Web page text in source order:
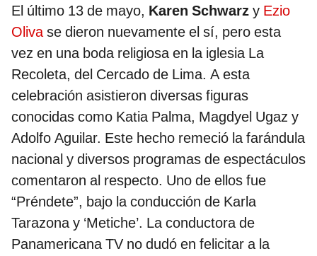
El último 13 de mayo, Karen Schwarz y Ezio
Olivase dieron nuevamente el sí, pero esta
vez en una boda religiosa en la iglesia La
Recoleta, del Cercado de Lima. A esta
celebración asistieron diversas figuras
conocidas como Katia Palma, Magdyel Ugaz y
Adolfo Aguilar. Este hecho remeció la farándula
nacional y diversos programas de espectáculos
comentaron al respecto. Uno de ellos fue
“Préndete”, bajo la conducción de Karla
Tarazona y ‘Metiche’. La conductora de
Panamericana TV no dudó en felicitar a la